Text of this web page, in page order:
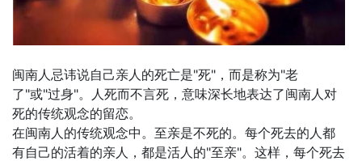
闽南人忌讳说自己亲人的死亡是"死"，而是称为"老
了"或"过身"。人死而不言死，意味深长地表达了闽南人对
死的传统观念的留恋。
在闽南人的传统观念中。至亲是不死的。每个死去的人都
有自己的活着的亲人，都是活人的"至亲"。这样，每个死去